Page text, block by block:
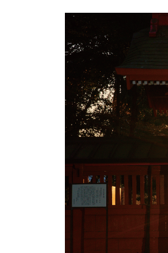
関東屈指のパワースポット東国三